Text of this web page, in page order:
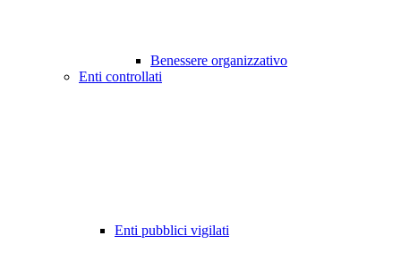
Benessere organizzativo
Enti controllati
Enti pubblici vigilati